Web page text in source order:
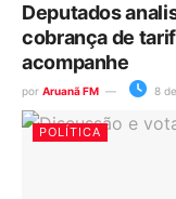
Deputados
cobrança de
acompanhe
por Aruanã FM 8
POLÍTICA